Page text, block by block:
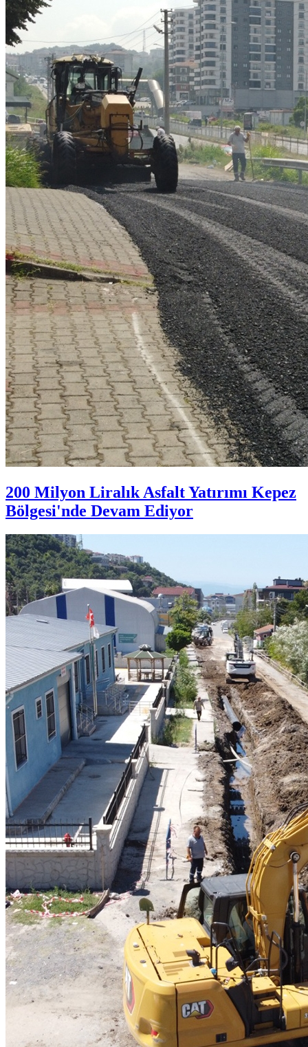
200 Milyon Liralık Asfalt Yatırımı Kepez
Bölgesi'nde Devam Ediyor